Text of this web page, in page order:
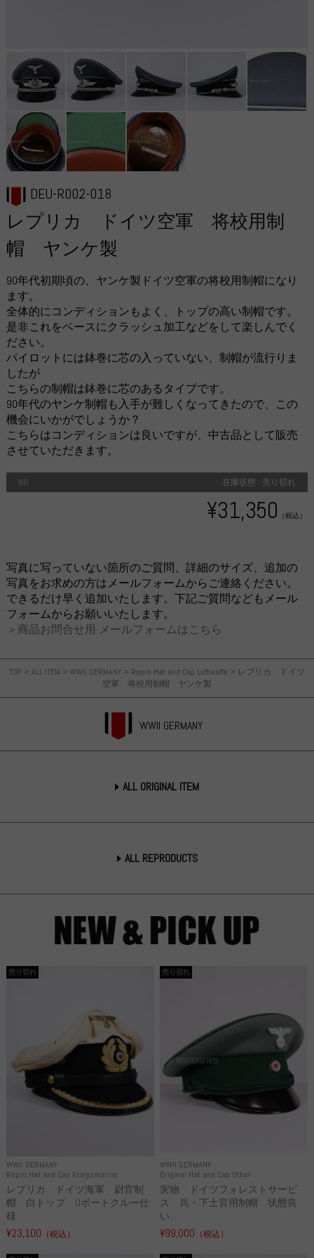
TOP > ALL ITEM > WWII GERMANY > Repro Hat and Cap Luftwaffe > レプリカ ドイツ
空軍 将校用制帽 ヤンケ製
WWII GERMANY
ALL ORIGINAL ITEM
ALL REPRODUCTS
DEU-R002-018
レプリカ ドイツ空軍 将校用制
帽 ヤンケ製
90年代初期頃の、ヤンケ製ドイツ空軍の将校用制帽になり
ます。
全体的にコンディションもよく、トップの高い制帽です。
是非これをベースにクラッシュ加工などをして楽しんでく
ださい。
パイロットには鉢巻に芯の入っていない、制帽が流行りま
したが
こちらの制帽は鉢巻に芯のあるタイプです。
90年代のヤンケ制帽も入手が難しくなってきたので、この
機会にいかがでしょうか？
こちらはコンディションは良いですが、中古品として販売
させていただきます。
60 在庫状態 : 売り切れ
¥31,350 （税込）
写真に写っていない箇所のご質問、詳細のサイズ、追加の
写真をお求めの方はメールフォームからご連絡ください。
できるだけ早く追加いたします。下記ご質問などもメール
フォームからお願いいたします。
＞商品お問合せ用 メールフォームはこちら
WWII GERMANY
Repro Hat and Cap Kriegsmarine
売り切れ
レプリカ ドイツ海軍 尉官制
帽 白トップ Uボートクルー仕
様
¥23,100 （税込）
WWII GERMANY
Original Hat and Cap Other
売り切れ
実物 ドイツフォレストサービ
ス 兵・下士官用制帽 状態良
い...
¥99,000 （税込）